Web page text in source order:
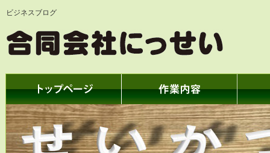
ビジネスブログ